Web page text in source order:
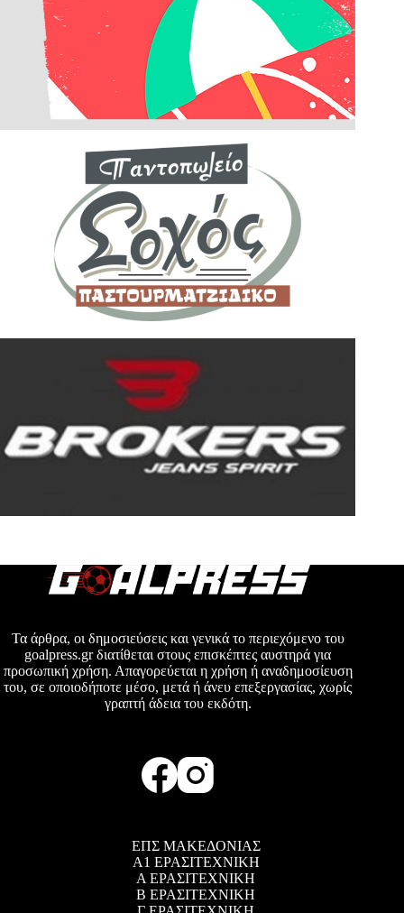
Τα άρθρα, οι δημοσιεύσεις και γενικά το περιεχόμενο του
goalpress.gr διατίθεται στους επισκέπτες αυστηρά για
προσωπική χρήση. Απαγορεύεται η χρήση ή αναδημοσίευση
του, σε οποιοδήποτε μέσο, μετά ή άνευ επεξεργασίας, χωρίς
γραπτή άδεια του εκδότη.
ΕΠΣ ΜΑΚΕΔΟΝΙΑΣ
Α1 ΕΡΑΣΙΤΕΧΝΙΚΗ
Α ΕΡΑΣΙΤΕΧΝΙΚΗ
Β ΕΡΑΣΙΤΕΧΝΙΚΗ